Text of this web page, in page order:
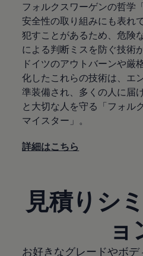
フォルクスワーゲンの哲学
安全性の取り組みにも表れ
犯すことがあるため、危険
による判断ミスを防ぐ技術
ドイツのアウトバーンや厳
化したこれらの技術は、エ
準装備され、多くの人に届
と大切な人を守る「フォル
マイスター」。
詳細はこちら
見積りシ
ョ
お好きなグレードやボ